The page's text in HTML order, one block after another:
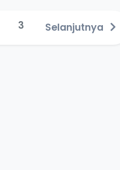
KELAS VIII SMP
NEGERI 1 TANJUN
3 Selanjutnya